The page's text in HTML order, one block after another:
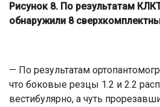
Рисунок 8. По результатам
обнаружили 8
— По результатам
что боковые резцы 1.2 и 2.2
вестибулярно, а чуть